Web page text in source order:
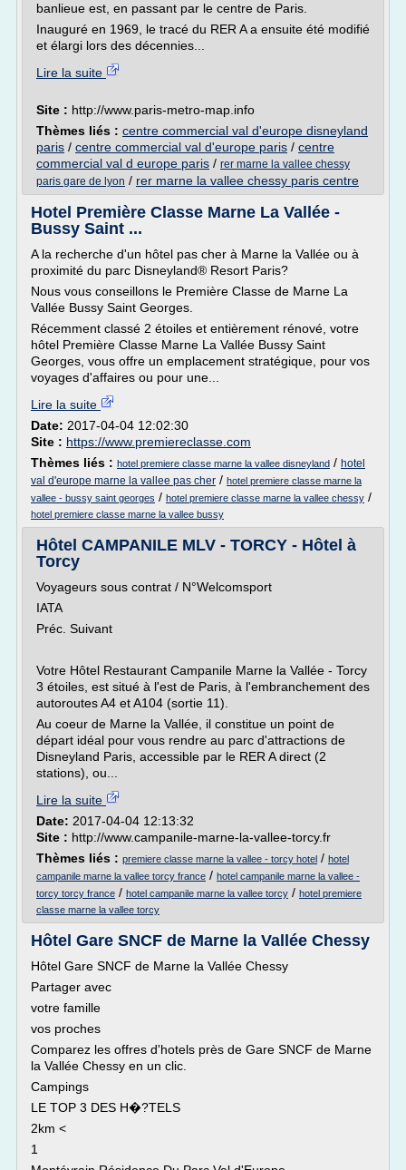
banlieue est, en passant par le centre de Paris.
Inauguré en 1969, le tracé du RER A a ensuite été modifié
et élargi lors des décennies...
Lire la suite
Site : http://www.paris-metro-map.info
Thèmes liés : centre commercial val d'europe disneyland
paris / centre commercial val d'europe paris / centre
commercial val d europe paris / rer marne la vallee chessy
paris gare de lyon / rer marne la vallee chessy paris centre
Hotel Première Classe Marne La Vallée -
Bussy Saint ...
A la recherche d'un hôtel pas cher à Marne la Vallée ou à
proximité du parc Disneyland® Resort Paris?
Nous vous conseillons le Première Classe de Marne La
Vallée Bussy Saint Georges.
Récemment classé 2 étoiles et entièrement rénové, votre
hôtel Première Classe Marne La Vallée Bussy Saint
Georges, vous offre un emplacement stratégique, pour vos
voyages d'affaires ou pour une...
Lire la suite
Date: 2017-04-04 12:02:30
Site : https://www.premiereclasse.com
Thèmes liés : hotel premiere classe marne la vallee disneyland / hotel
val d'europe marne la vallee pas cher / hotel premiere classe marne la
vallee - bussy saint georges / hotel premiere classe marne la vallee chessy /
hotel premiere classe marne la vallee bussy
Hôtel CAMPANILE MLV - TORCY - Hôtel à
Torcy
Voyageurs sous contrat / N°Welcomsport
IATA
Préc. Suivant
Votre Hôtel Restaurant Campanile Marne la Vallée - Torcy
3 étoiles, est situé à l'est de Paris, à l'embranchement des
autoroutes A4 et A104 (sortie 11).
Au coeur de Marne la Vallée, il constitue un point de
départ idéal pour vous rendre au parc d'attractions de
Disneyland Paris, accessible par le RER A direct (2
stations), ou...
Lire la suite
Date: 2017-04-04 12:13:32
Site : http://www.campanile-marne-la-vallee-torcy.fr
Thèmes liés : premiere classe marne la vallee - torcy hotel / hotel
campanile marne la vallee torcy france / hotel campanile marne la vallee -
torcy torcy france / hotel campanile marne la vallee torcy / hotel premiere
classe marne la vallee torcy
Hôtel Gare SNCF de Marne la Vallée Chessy
Hôtel Gare SNCF de Marne la Vallée Chessy
Partager avec
votre famille
vos proches
Comparez les offres d'hotels près de Gare SNCF de Marne
la Vallée Chessy en un clic.
Campings
LE TOP 3 DES H�?TELS
2km <
1